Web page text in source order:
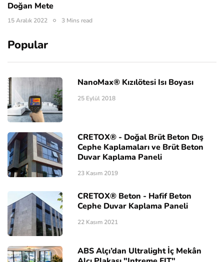
Doğan Mete
15 Aralık 2022 3 Mins read
Popular
NanoMax® Kızılötesi Isı Boyası
25 Eylül 2018
CRETOX® - Doğal Brüt Beton Dış
Cephe Kaplamaları ve Brüt Beton
Duvar Kaplama Paneli
23 Kasım 2019
CRETOX® Beton - Hafif Beton
Cephe Duvar Kaplama Paneli
22 Kasım 2021
ABS Alçı’dan Ultralight İç Mekân